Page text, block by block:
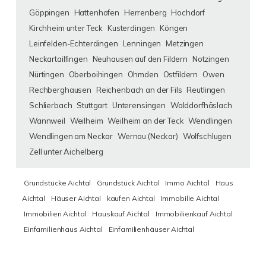
Göppingen
Hattenhofen Herrenberg Hochdorf
Kirchheim unter Teck
Kusterdingen
Köngen
Leinfelden-Echterdingen
Lenningen
Metzingen
Neckartailfingen
Neuhausen auf den Fildern
Notzingen
Nürtingen
Oberboihingen Ohmden Ostfildern
Owen
Rechberghausen
Reichenbach an der Fils Reutlingen
Schlierbach Stuttgart Unterensingen Walddorfhäslach
Wannweil Weilheim Weilheim an der Teck Wendlingen
Wendlingen am Neckar Wernau (Neckar) Wolfschlugen
Zell unter Aichelberg
Grundstücke Aichtal Grundstück Aichtal Immo Aichtal
Haus
Aichtal
Häuser Aichtal kaufen Aichtal
Immobilie Aichtal
Immobilien Aichtal
Hauskauf Aichtal
Immobilienkauf Aichtal
Einfamilienhaus Aichtal
Einfamilienhäuser Aichtal